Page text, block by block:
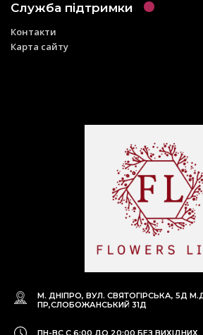
Служба підтримки
Контакти
Карта сайту
М. ДНІПРО, ВУЛ. СВЯТОГІРСЬКА, 5Д
ПР,СЛОБОЖАНСЬКИЙ 31Д
ПН-ВС С 6:00 ДО 20:00 БЕЗ ВИХІДНИХ